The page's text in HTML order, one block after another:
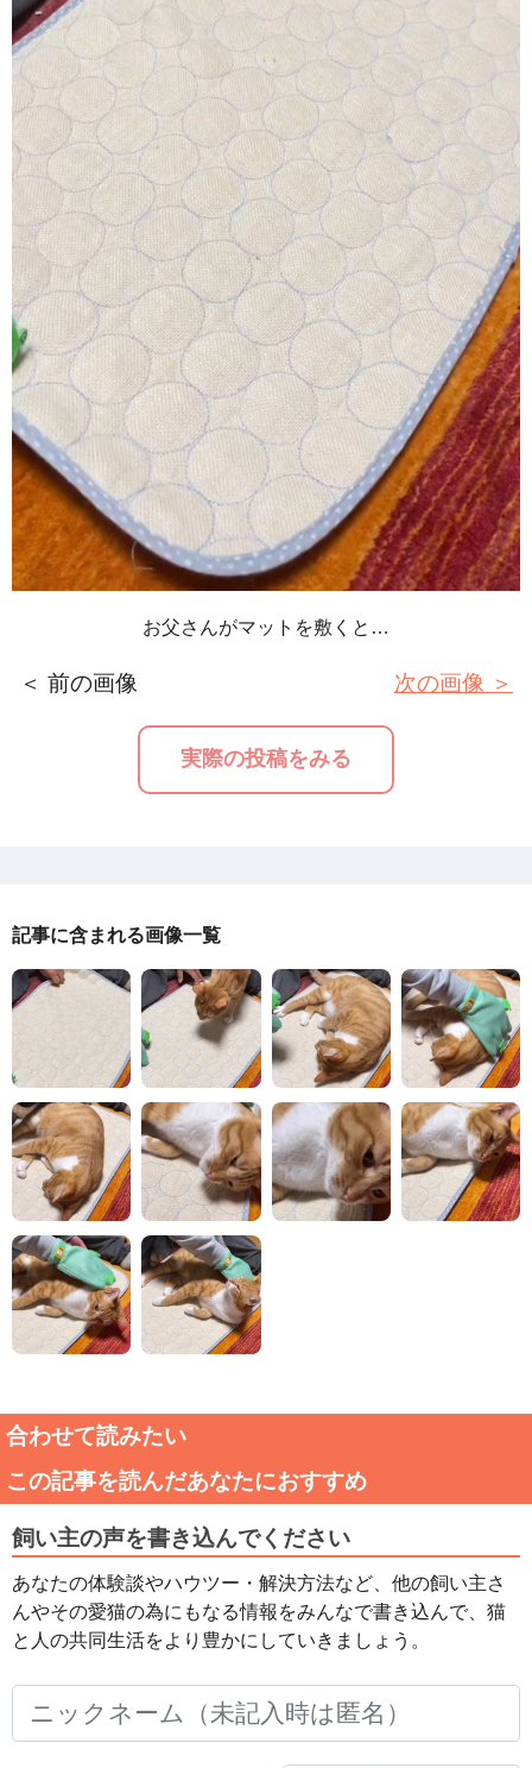
お父さんがマットを敷くと…
＜ 前の画像
実際の投稿をみる
次の画像 ＞
記事に含まれる画像一覧
合わせて読みたい
この記事を読んだあなたにおすすめ
飼い主の声を書き込んでください
あなたの体験談やハウツー・解決方法など、他の飼い主さ
んやその愛猫の為にもなる情報をみんなで書き込んで、猫
と人の共同生活をより豊かにしていきましょう。